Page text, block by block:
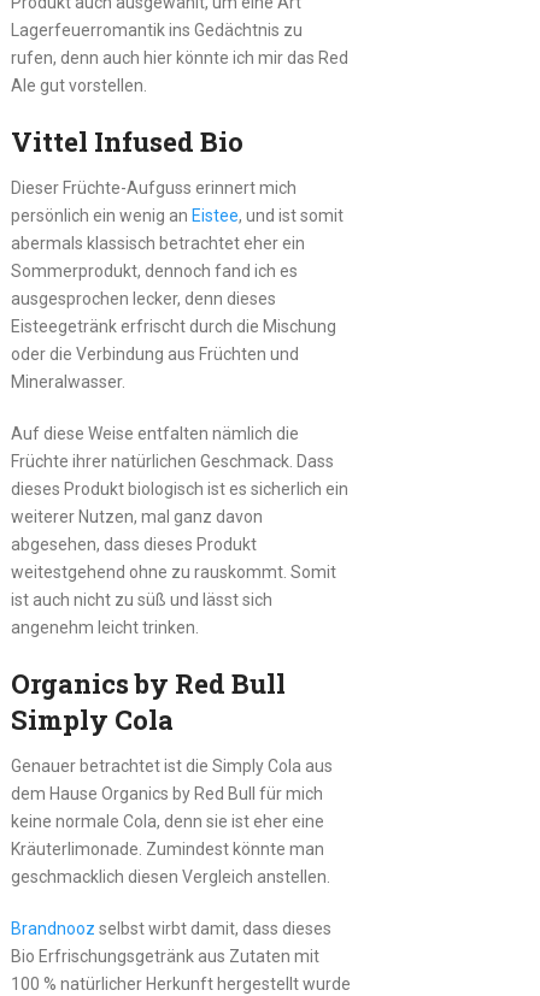
Lagerfeuerromantik ins Gedächtnis zu
rufen, denn auch hier könnte ich mir das Red
Ale gut vorstellen.
Vittel Infused Bio
Dieser Früchte-Aufguss erinnert mich
persönlich ein wenig an Eistee, und ist somit
abermals klassisch betrachtet eher ein
Sommerprodukt, dennoch fand ich es
ausgesprochen lecker, denn dieses
Eisteegetränk erfrischt durch die Mischung
oder die Verbindung aus Früchten und
Mineralwasser.
Auf diese Weise entfalten nämlich die
Früchte ihrer natürlichen Geschmack. Dass
dieses Produkt biologisch ist es sicherlich ein
weiterer Nutzen, mal ganz davon
abgesehen, dass dieses Produkt
weitestgehend ohne zu rauskommt. Somit
ist auch nicht zu süß und lässt sich
angenehm leicht trinken.
Organics by Red Bull
Simply Cola
Genauer betrachtet ist die Simply Cola aus
dem Hause Organics by Red Bull für mich
keine normale Cola, denn sie ist eher eine
Kräuterlimonade. Zumindest könnte man
geschmacklich diesen Vergleich anstellen.
Brandnooz selbst wirbt damit, dass dieses
Bio Erfrischungsgetränk aus Zutaten mit
100 % natürlicher Herkunft hergestellt wurde